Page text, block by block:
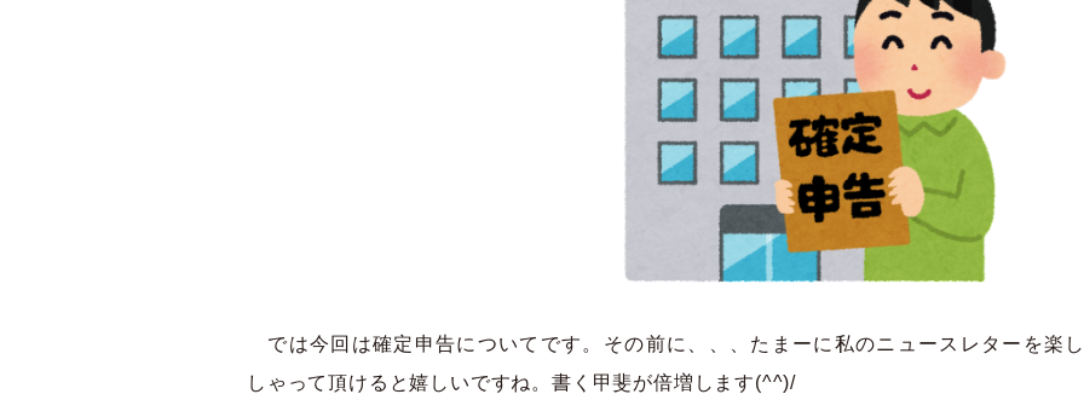
では今回は確定申告についてです。その前に、、、たまーに私のニュースレターを楽
しゃって頂けると嬉しいですね。書く甲斐が倍増します(^^)/